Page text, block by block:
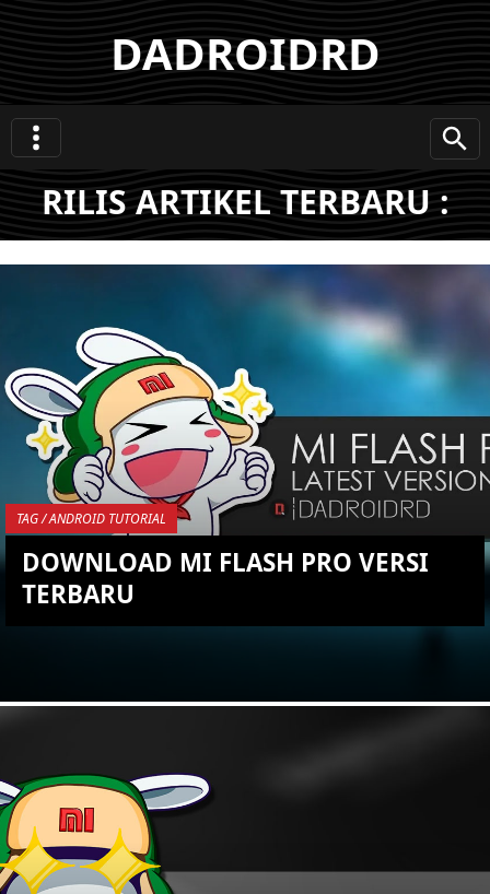
DADROIDRD
RILIS ARTIKEL TERBARU :
TAG / ANDROID TUTORIAL
DOWNLOAD MI FLASH PRO VERSI
TERBARU